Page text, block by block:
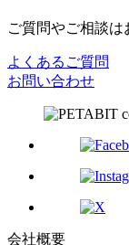
ご質問やご相談は
よくあるご質問
お問い合わせ
会社概要